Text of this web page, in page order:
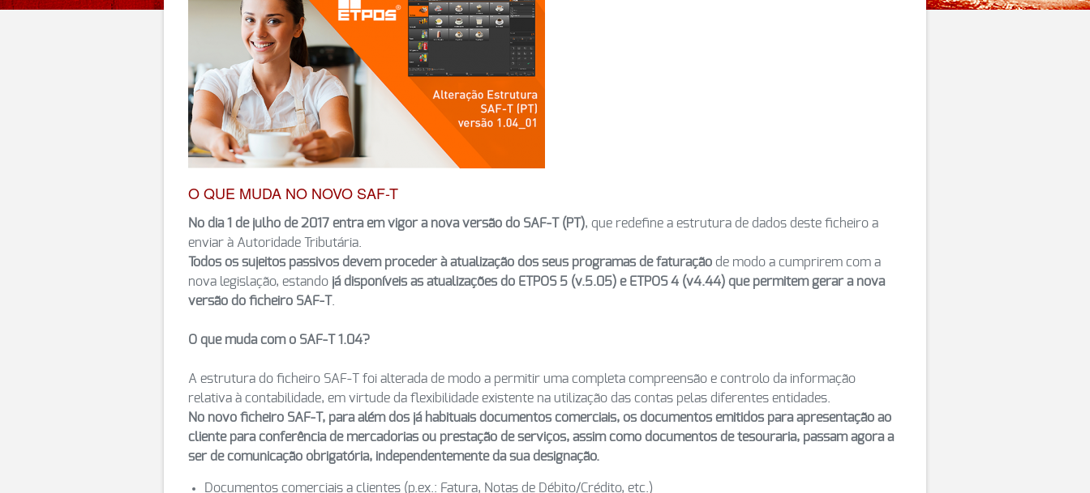
O QUE MUDA NO NOVO SAF-T
No dia 1 de julho de 2017 entra em vigor a nova versão do SAF-T (PT), que redefine a estrutura de dados deste ficheiro a
enviar à Autoridade Tributária.
Todos os sujeitos passivos devem proceder à atualização dos seus programas de faturação de modo a cumprirem com a
nova legislação, estando já disponíveis as atualizações do ETPOS 5 (v.5.05) e ETPOS 4 (v4.44) que permitem gerar a nova
versão do ficheiro SAF-T
O que muda com o SAF-T 1.04?
A estrutura do ficheiro SAF-T foi alterada de modo a permitir uma completa compreensão e controlo da informação
relativa à contabilidade, em virtude da flexibilidade existente na utilização das contas pelas diferentes entidades.
No novo ficheiro SAF-T, para além dos já habituais documentos comerciais, os documentos emitidos para apresentação ao
cliente para conferência de mercadorias ou prestação de serviços, assim como documentos de tesouraria, passam agora a
ser de comunicação obrigatória, independentemente da sua designação.
Documentos comerciais a clientes (p.ex.: Fatura, Notas de Débito/Crédito, etc.)